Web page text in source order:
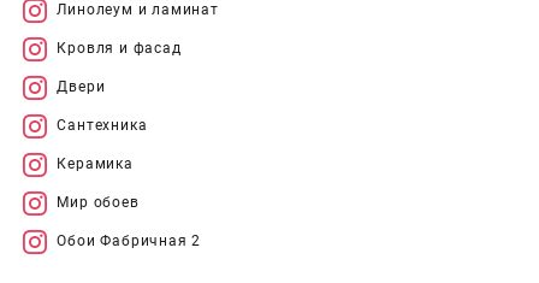
Линолеум и ламинат
Кровля и фасад
Двери
Сантехника
Керамика
Мир обоев
Обои Фабричная 2